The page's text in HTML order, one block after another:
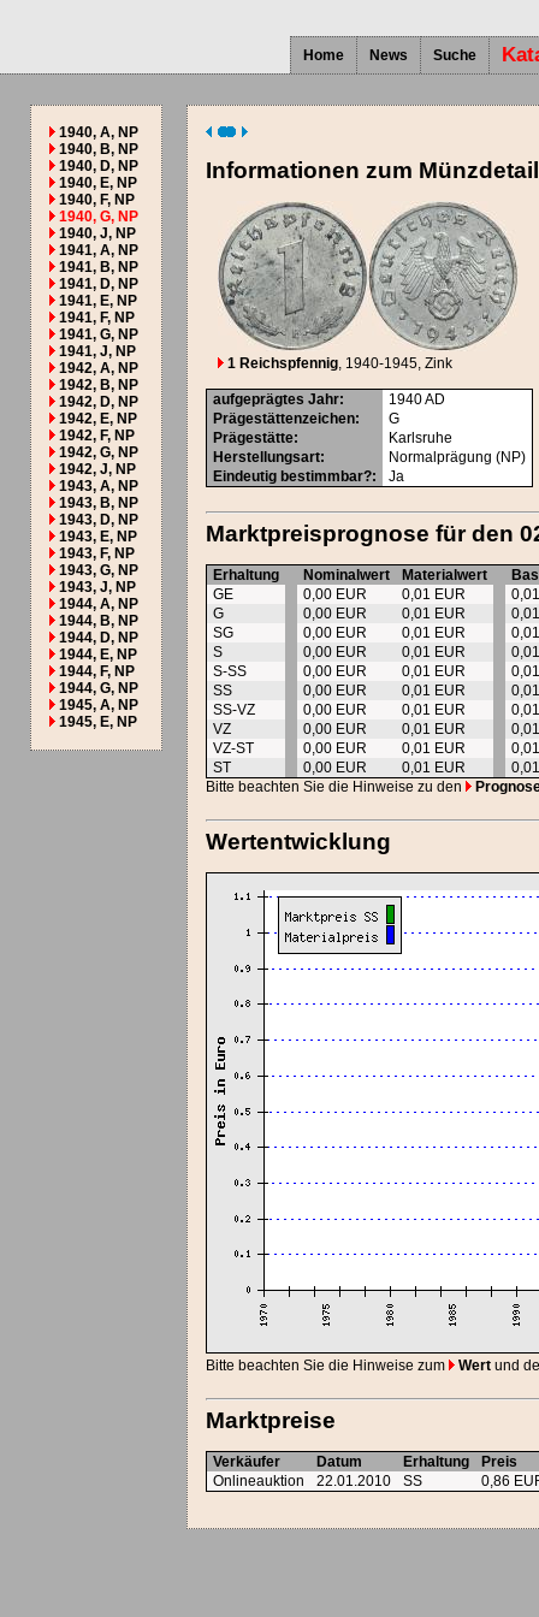
Home News Suche
1940, A, NP
1940, B, NP
1940, D, NP
1940, E, NP
1940, F, NP
1940, G, NP
1940, J, NP
1941, A, NP
1941, B, NP
1941, D, NP
1941, E, NP
1941, F, NP
1941, G, NP
1941, J, NP
1942, A, NP
1942, B, NP
1942, D, NP
1942, E, NP
1942, F, NP
1942, G, NP
1942, J, NP
1943, A, NP
1943, B, NP
1943, D, NP
1943, E, NP
1943, F, NP
1943, G, NP
1943, J, NP
1944, A, NP
1944, B, NP
1944, D, NP
1944, E, NP
1944, F, NP
1944, G, NP
1945, A, NP
1945, E, NP
Informationen zum Münzdetail
1 Reichspfennig, 1940-1945, Zink
aufgeprägtes Jahr: 1940AD
Prägestättenzeichen:
G
Prägestätte:
Karlsruhe
Herstellungsart:
Normalprägung (NP)
Eindeutig bestimmbar?: Ja
Marktpreisprognose für den
Erhaltung Nominalwert Materialwert
GE
0,00 EUR 0,01 EUR
G
0,00 EUR 0,01 EUR
SG
0,00 EUR 0,01 EUR
S
0,00 EUR 0,01 EUR
S-SS
0,00 EUR 0,01 EUR
SS
0,00 EUR 0,01 EUR
SS-VZ
0,00 EUR 0,01 EUR
VZ
0,00 EUR 0,01 EUR
VZ-ST
0,00 EUR 0,01 EUR
ST
0,00 EUR 0,01 EUR
Bitte beachten Sie die Hinweise zu den
Wertentwicklung
Bitte beachten Sie die Hinweise zum Wert und
Marktpreise
Verkäufer Datum Erhaltung
Preis
Onlineauktion
22.01.2010 SS 0,86